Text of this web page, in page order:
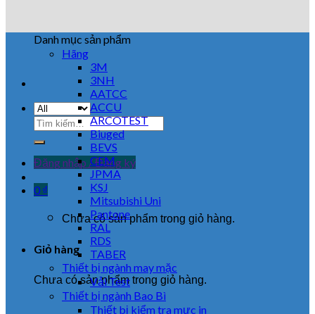
Đăng nhập / Đăng ký
0 ₫
Chưa có sản phẩm trong giỏ hàng.
Giỏ hàng
Chưa có sản phẩm trong giỏ hàng.
Danh mục sản phẩm
Hãng
3M
3NH
AATCC
ACCU
ARCOTEST
Biuged
BEVS
CEM
JPMA
KSJ
Mitsubishi Uni
Pantone
RAL
RDS
TABER
Thiết bị ngành may mặc
Vải Test
Thiết bị ngành Bao Bì
Thiết bị kiểm tra mực in